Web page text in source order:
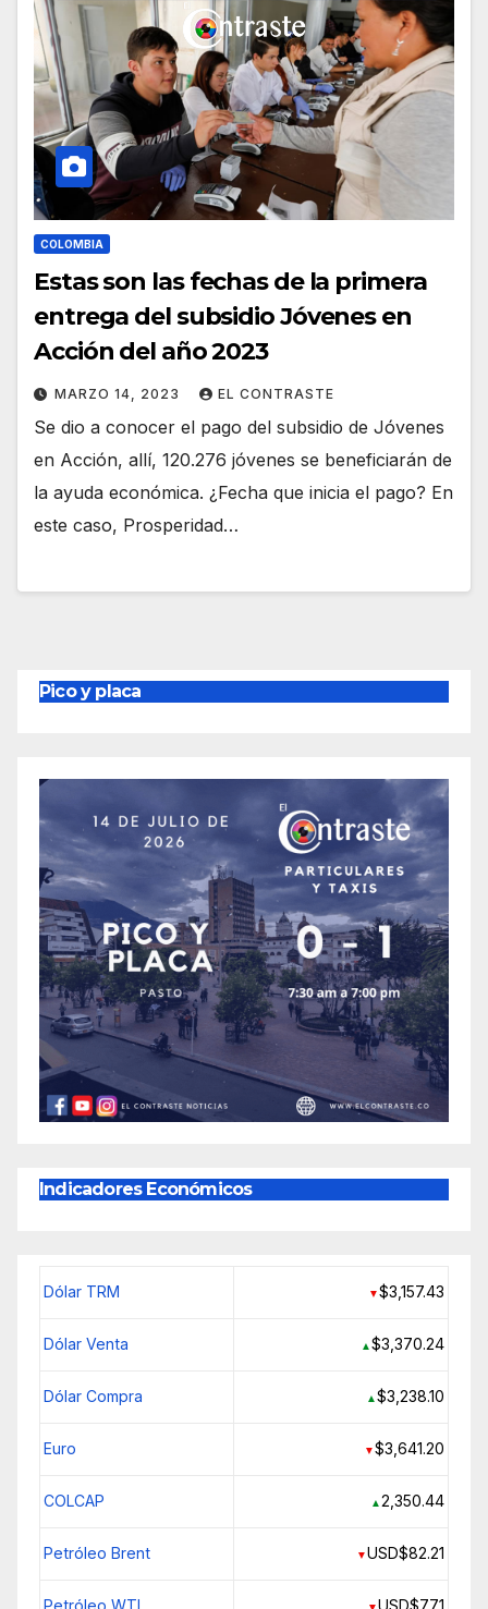
COLOMBIA
Estas son las fechas de la primera
entrega del subsidio Jóvenes en
Acción del año 2023
MARZO 14, 2023 EL CONTRASTE
Se dio a conocer el pago del subsidio de Jóvenes
en Acción, allí, 120.276 jóvenes se beneficiarán de
la ayuda económica. ¿Fecha que inicia el pago? En
este caso, Prosperidad…
Pico y placa
Indicadores Económicos
Dólar TRM ▼$3,157.43
Dólar Venta ▲$3,370.24
Dólar Compra ▲$3,238.10
Euro ▼$3,641.20
COLCAP ▲2,350.44
Petróleo Brent ▼USD$82.21
Petróleo WTI ▼USD$77.1